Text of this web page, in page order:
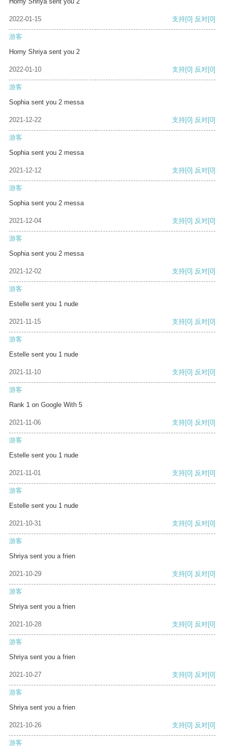
2022-01-15 支持[0] 反对[0]
游客
Horny Shriya sent you 2
2022-01-10 支持[0] 反对[0]
游客
Sophia sent you 2 messa
2021-12-22 支持[0] 反对[0]
游客
Sophia sent you 2 messa
2021-12-12 支持[0] 反对[0]
游客
Sophia sent you 2 messa
2021-12-04 支持[0] 反对[0]
游客
Sophia sent you 2 messa
2021-12-02 支持[0] 反对[0]
游客
Estelle sent you 1 nude
2021-11-15 支持[0] 反对[0]
游客
Estelle sent you 1 nude
2021-11-10 支持[0] 反对[0]
游客
Rank 1 on Google With 5
2021-11-06 支持[0] 反对[0]
游客
Estelle sent you 1 nude
2021-11-01 支持[0] 反对[0]
游客
Estelle sent you 1 nude
2021-10-31 支持[0] 反对[0]
游客
Shriya sent you a frien
2021-10-29 支持[0] 反对[0]
游客
Shriya sent you a frien
2021-10-28 支持[0] 反对[0]
游客
Shriya sent you a frien
2021-10-27 支持[0] 反对[0]
游客
Shriya sent you a frien
2021-10-26 支持[0] 反对[0]
游客